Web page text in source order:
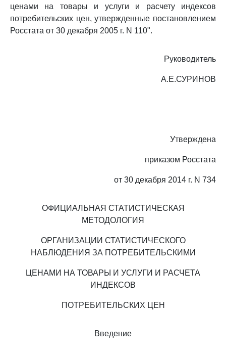
ценами на товары и услуги и расчету индексов
потребительских цен, утвержденные постановлением
Росстата от 30 декабря 2005 г. N 110".
Руководитель
А.Е.СУРИНОВ
Утверждена
приказом Росстата
от 30 декабря 2014 г. N 734
ОФИЦИАЛЬНАЯ СТАТИСТИЧЕСКАЯ
МЕТОДОЛОГИЯ
ОРГАНИЗАЦИИ СТАТИСТИЧЕСКОГО
НАБЛЮДЕНИЯ ЗА ПОТРЕБИТЕЛЬСКИМИ
ЦЕНАМИ НА ТОВАРЫ И УСЛУГИ И РАСЧЕТА
ИНДЕКСОВ
ПОТРЕБИТЕЛЬСКИХ ЦЕН
Введение